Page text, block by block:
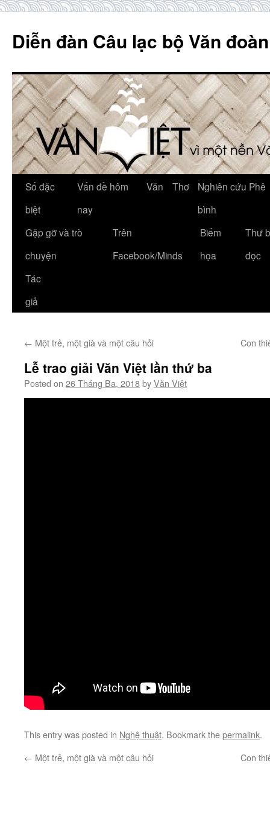
content
Diễn đàn Câu lạc bộ Văn
Số đặc
biệt
Vấn đề hôm
nay
Văn Thơ
Nghiên cứu Phê
bình
Gặp gỡ và trò
chuyện
Trên
Facebook/Minds
Biếm
họa
Thư
đọc
Tác
giả
← Một trẻ, một già và một câu hỏi Con
Lễ trao giải Văn Việt lần thứ ba
Posted on 26 Tháng Ba, 2018byVăn Việt
This entry was posted in Nghệ thuật. Bookmark thepermalink.
← Một trẻ, một già và một câu hỏi Con